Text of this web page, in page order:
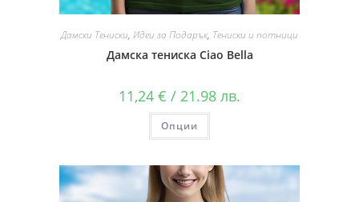
Дамски Тениски, Идеи за Подарък, Тениски и потници
Дамска тениска Ciao Bella
11,24 € / 21.98 лв.
Опции